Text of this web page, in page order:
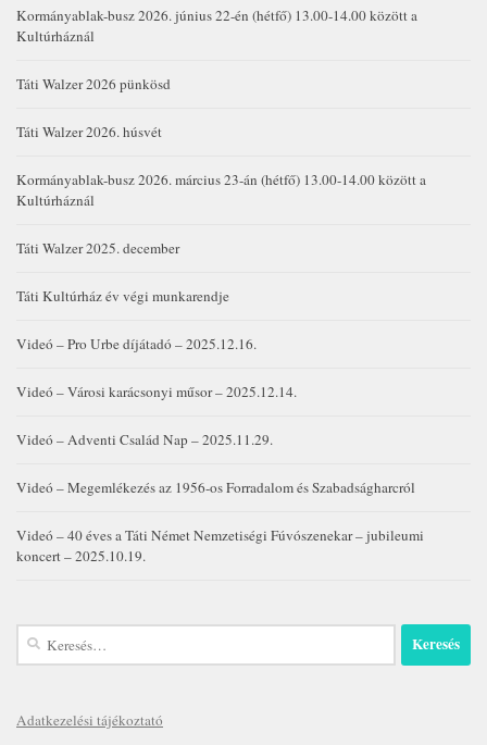
Kormányablak-busz 2026. június 22-én (hétfő) 13.00-14.00 között a
Kultúrháznál
Táti Walzer 2026 pünkösd
Táti Walzer 2026. húsvét
Kormányablak-busz 2026. március 23-án (hétfő) 13.00-14.00 között a
Kultúrháznál
Táti Walzer 2025. december
Táti Kultúrház év végi munkarendje
Videó – Pro Urbe díjátadó – 2025.12.16.
Videó – Városi karácsonyi műsor – 2025.12.14.
Videó – Adventi Család Nap – 2025.11.29.
Videó – Megemlékezés az 1956-os Forradalom és Szabadságharcról
Videó – 40 éves a Táti Német Nemzetiségi Fúvószenekar – jubileumi
koncert – 2025.10.19.
Keresés:
Adatkezelési tájékoztató